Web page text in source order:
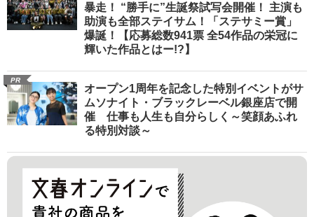
暴走！ “勝手に”生誕祭試写会開催！ 主演も
助演も全部ステイサム！「ステサミー賞」
爆誕！【応募総数941票 全54作品の栄冠に
輝いた作品とはー!?】
PR
オープン1周年を記念した特別イベントがサ
ムソナイト・ブラックレーベル銀座店で開
催 仕事も人生も自分らしく～笑顔あふれ
る特別対談～